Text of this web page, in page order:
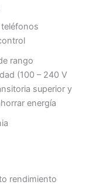
rango
(100 – 240 V
superior y
energía
rendimiento